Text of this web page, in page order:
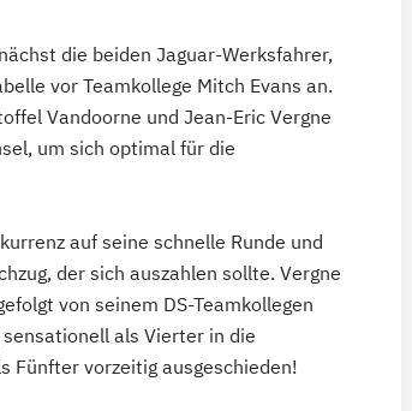
die beiden Jaguar-Werksfahrer,
vor Teamkollege Mitch Evans an.
Vandoorne und Jean-Eric Vergne
um sich optimal für die
auf seine schnelle Runde und
der sich auszahlen sollte. Vergne
von seinem DS-Teamkollegen
als Vierter in die
Fünfter vorzeitig ausgeschieden!